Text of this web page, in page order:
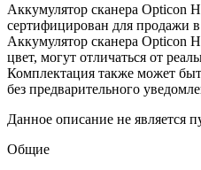
Аккумулятор сканера Opticon
сертифицирован для продажи
Аккумулятор сканера Opticon
цвет, могут отличаться от
Комплектация также может
без предварительного
Данное описание не является
Общие